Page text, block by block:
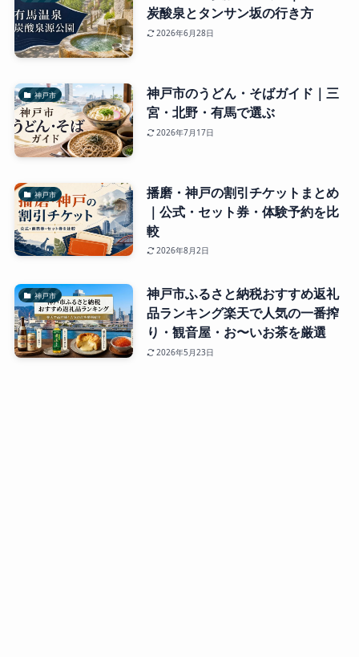
炭酸泉とタンサン坂の行き方
2026年6月28日
神戸市
神戸市のうどん・そばガイド｜三
宮・北野・有馬で選ぶ
2026年7月17日
神戸市
播磨・神戸の割引チケットまとめ
｜公式・セット券・体験予約を比
較
2026年8月2日
神戸市
神戸市ふるさと納税おすすめ返礼
品ランキング楽天で人気の一番搾
り・観音屋・お〜いお茶を厳選
2026年5月23日